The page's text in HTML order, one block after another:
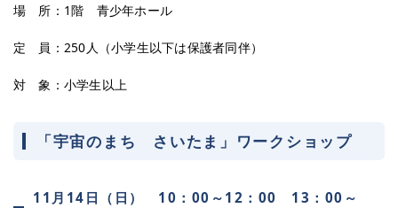
場 所：1階 青少年ホール
定 員：250人（小学生以下は保護者同伴）
対 象：小学生以上
「宇宙のまち さいたま」ワークショップ
11月14日（日） 10：00～12：00 13：00～